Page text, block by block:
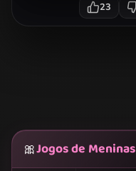
23
🎀Jogos de Meninas